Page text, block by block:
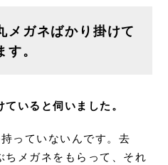
メガネばかり掛けて
す。
いると伺いました。
っていないんです。去
メガネをもらって、それ